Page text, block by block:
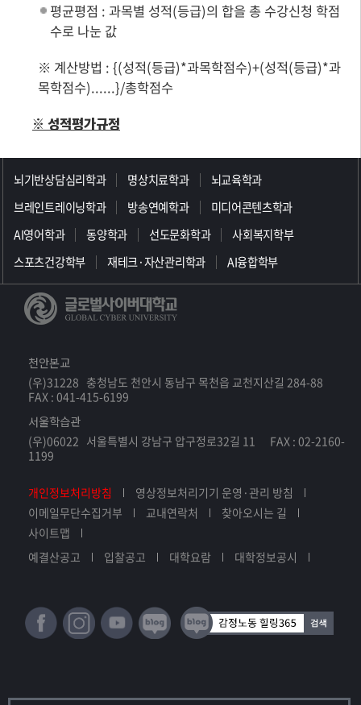
평균평점 : 과목별 성적(등급)의 합을 총 수강신청 학점
수로 나눈 값
※ 계산방법 : {(성적(등급)*과목학점수)+(성적(등급)*과
목학점수)......}/총학점수
※ 성적평가규정
뇌기반상담심리학과 명상치료학과
뇌교육학과
브레인트레이닝학과
방송연예학과
미디어콘텐츠학과
AI영어학과
동양학과 선도문화학과
사회복지학부
스포츠건강학부
재테크·자산관리학과 AI융합학부
천안본교
(우)31228 충청남도 천안시 동남구 목천읍 교천지산길 284-88
FAX : 041-415-6199
서울학습관
(우)06022 서울특별시 강남구 압구정로32길 11 FAX : 02-2160-
1199
개인정보처리방침
영상정보처리기기 운영·관리 방침
이메일무단수집거부
교내연락처
찾아오시는 길
사이트맵
예결산공고
입찰공고 대학요람 대학정보공시